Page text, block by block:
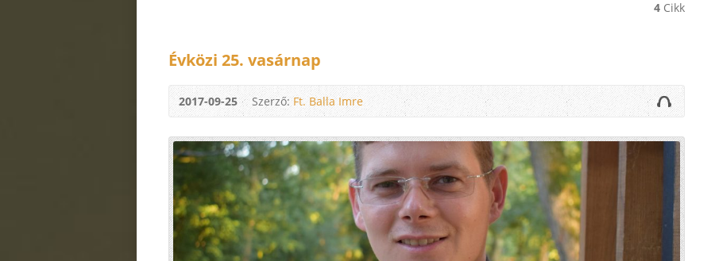
4 Cikk
Évközi 25. vasárnap
2017-09-25 Szerző:Ft. Balla Imre